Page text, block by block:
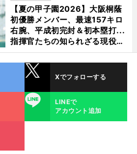
【夏の甲子園2026】大阪桐蔭
初優勝メンバー、最速157キロ
右腕、平成初完封＆初本塁打...
指揮官たちの知られざる現役時
代
Xでフォローする
LINE
LINEで
アカウント追加